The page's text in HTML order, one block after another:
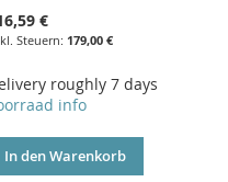
€
179,00 €
roughly 7 days
info
In den Warenkorb